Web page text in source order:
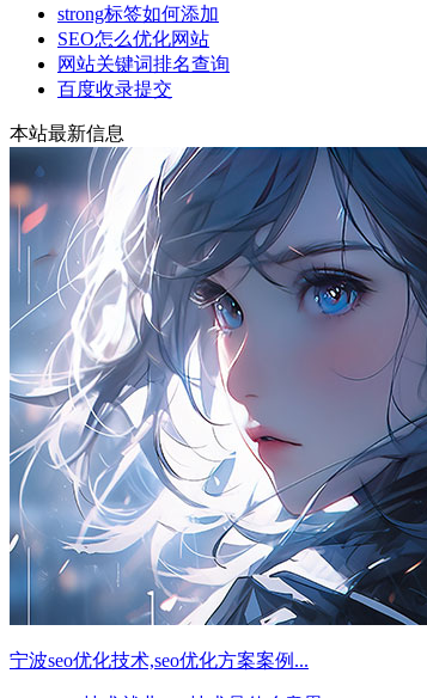
strong标签如何添加
SEO怎么优化网站
网站关键词排名查询
百度收录提交
本站最新信息
宁波seo优化技术,seo优化方案案例...